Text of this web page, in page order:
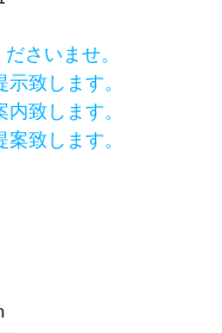
さいませ。
致します。
致します。
致します。